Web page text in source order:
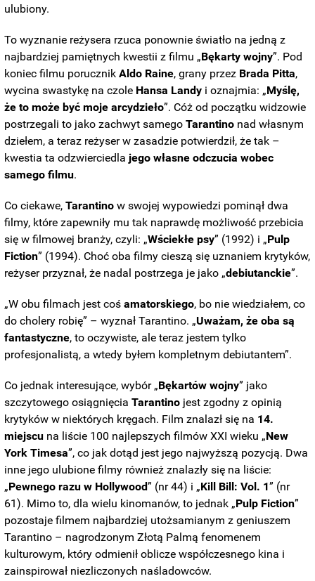
ulubiony.
To wyznanie reżysera rzuca ponownie światło na jedną z
najbardziej pamiętnych kwestii z filmu „Bękarty wojny”. Pod
koniec filmu porucznikAldo Raine, grany przez Brada Pitta,
wycina swastykę na czole Hansa Landy i oznajmia: „Myślę,
że to może być moje arcydzieło”. Cóż od początku widzowie
postrzegali to jako zachwyt samegoTarantino nad własnym
dziełem, a teraz reżyser w zasadzie potwierdził, że tak –
kwestia ta odzwierciedlajego własne odczucia wobec
samego filmu.
Co ciekawe,Tarantino w swojej wypowiedzi pominął dwa
filmy, które zapewniły mu tak naprawdę możliwość przebicia
się w filmowej branży, czyli: „Wściekłe psy” (1992) i „Pulp
Fiction” (1994). Choć oba filmy cieszą się uznaniem krytyków,
reżyser przyznał, że nadal postrzega je jako „debiutanckie”.
„W obu filmach jest cośamatorskiego, bo nie wiedziałem, co
do cholery robię” – wyznał Tarantino. „Uważam, że oba są
fantastyczne, to oczywiste, ale teraz jestem tylko
profesjonalistą, a wtedy byłem kompletnym debiutantem”.
Co jednak interesujące, wybór „Bękartów wojny” jako
szczytowego osiągnięciaTarantino jest zgodny z opinią
krytyków w niektórych kręgach. Film znalazł się na 14.
miejscu na liście 100 najlepszych filmów XXI wieku „New
York Timesa”, co jak dotąd jest jego najwyższą pozycją. Dwa
inne jego ulubione filmy również znalazły się na liście:
„Pewnego razu w Hollywood” (nr 44) i „Kill Bill: Vol. 1” (nr
61). Mimo to, dla wielu kinomanów, to jednak „Pulp Fiction”
pozostaje filmem najbardziej utożsamianym z geniuszem
Tarantino – nagrodzonym Złotą Palmą fenomenem
kulturowym, który odmienił oblicze współczesnego kina i
zainspirował niezliczonych naśladowców.